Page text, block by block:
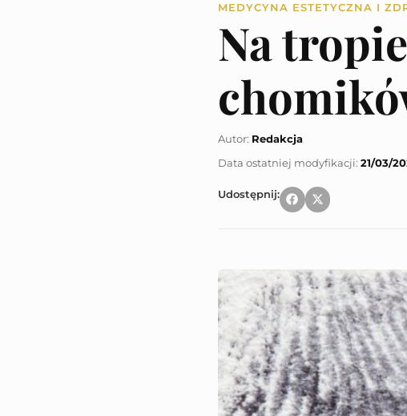
MEDYCYNA ESTETYCZNA I
Na
Autor: Redakcja
21/03/
Udostępnij: